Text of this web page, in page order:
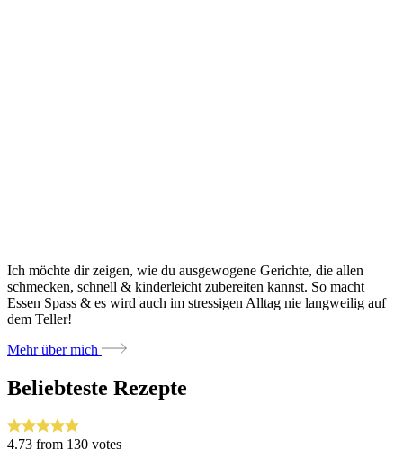
Ich möchte dir zeigen, wie du ausgewogene Gerichte, die allen
schmecken, schnell & kinderleicht zubereiten kannst. So macht
Essen Spass & es wird auch im stressigen Alltag nie langweilig auf
dem Teller!
Mehr über mich
Beliebteste Rezepte
4.73 from 130 votes